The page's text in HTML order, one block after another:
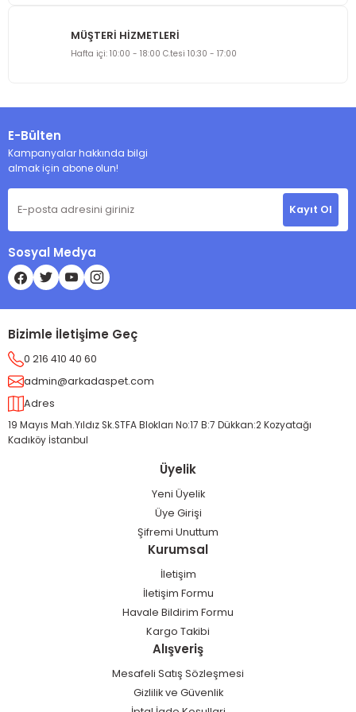
MÜŞTERİ HİZMETLERİ
Hafta içi: 10:00 - 18:00 C.tesi 10:30 - 17:00
E-Bülten
Kampanyalar hakkında bilgi
almak için abone olun!
Kayıt Ol
Sosyal Medya
Bizimle İletişime Geç
0 216 410 40 60
admin@arkadaspet.com
Adres
19 Mayıs Mah.Yıldız Sk.STFA Blokları No:17 B:7 Dükkan:2 Kozyatağı
Kadıköy İstanbul
Üyelik
Yeni Üyelik
Üye Girişi
Şifremi Unuttum
Kurumsal
İletişim
İletişim Formu
Havale Bildirim Formu
Kargo Takibi
Alışveriş
Mesafeli Satış Sözleşmesi
Gizlilik ve Güvenlik